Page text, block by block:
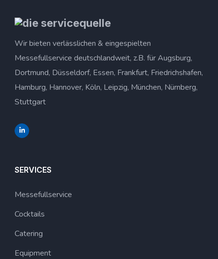
Wir bieten verlässlichen & eingespielten
Messefullservice deutschlandweit, z.B. für Augsburg,
Dortmund, Düsseldorf, Essen, Frankfurt, Friedrichshafen,
Hamburg, Hannover, Köln, Leipzig, München, Nürnberg,
Stuttgart
SERVICES
Messefullservice
Cocktails
Catering
Equipment